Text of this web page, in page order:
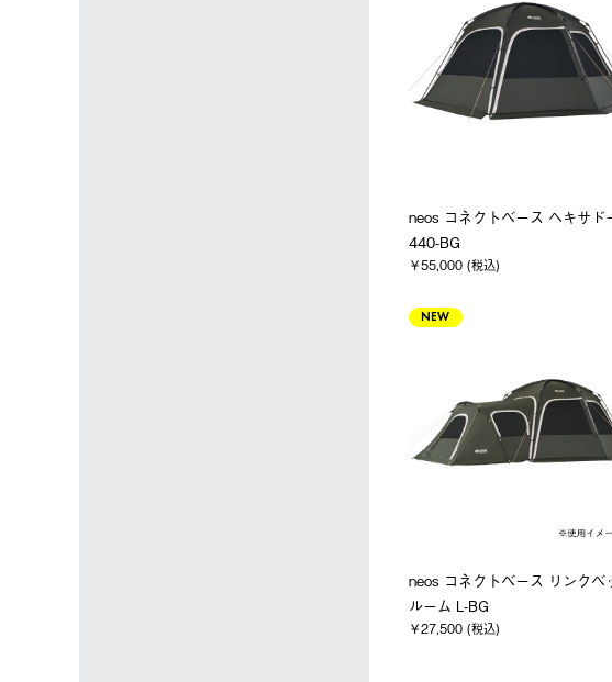
neos コネクトベース ヘキサド
440-BG
￥55,000 (税込)
NEW
neos コネクトベース リンクベ
ルーム L-BG
￥27,500 (税込)